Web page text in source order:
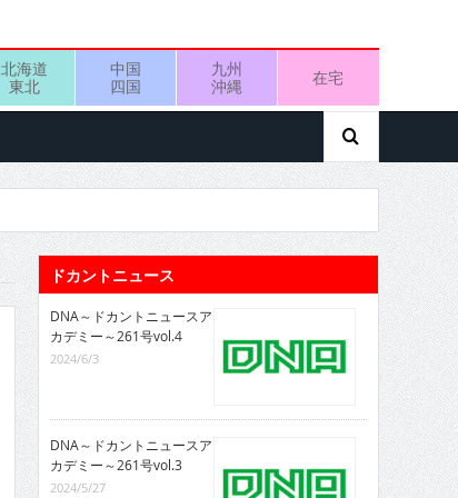
北海道
東北
中国
四国
九州
沖縄
在宅
ドカントニュース
DNA～ドカントニュースア
カデミー～261号vol.4
2024/6/3
DNA～ドカントニュースア
カデミー～261号vol.3
2024/5/27